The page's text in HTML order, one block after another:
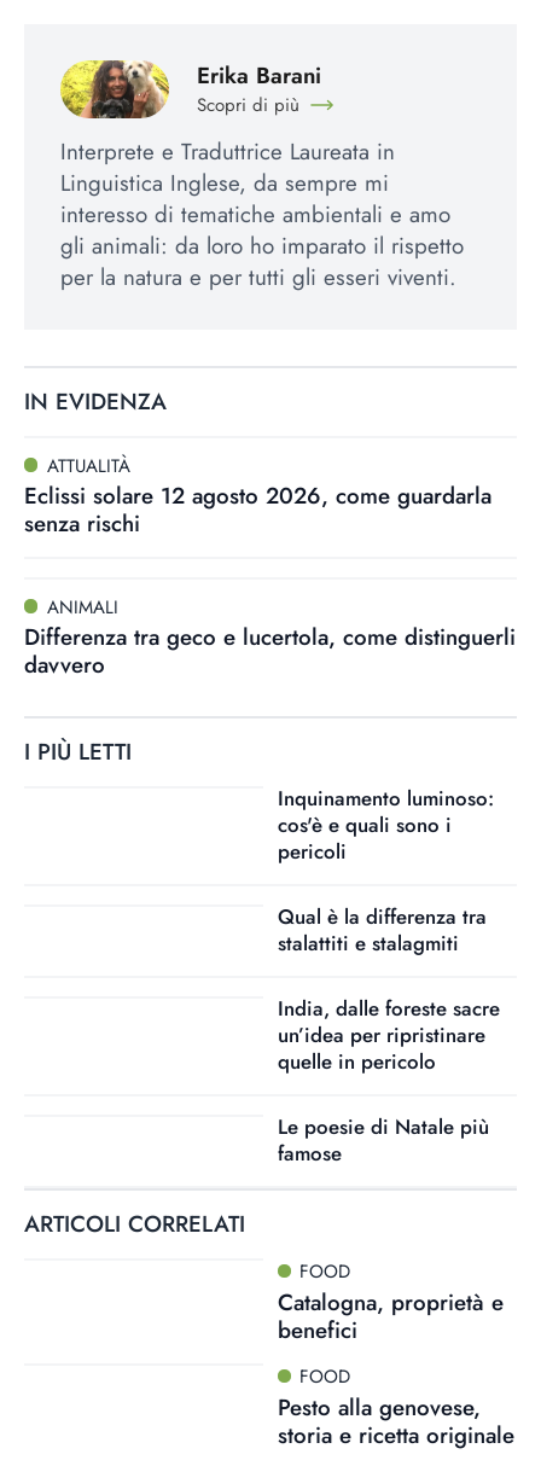
Erika Barani
Scopri di più
Interprete e Traduttrice Laureata in
Linguistica Inglese, da sempre mi
interesso di tematiche ambientali e amo
gli animali: da loro ho imparato il rispetto
per la natura e per tutti gli esseri viventi.
IN EVIDENZA
ATTUALITÀ
Eclissi solare 12 agosto 2026, come guardarla
senza rischi
ANIMALI
Differenza tra geco e lucertola, come distinguerli
davvero
I PIÙ LETTI
Inquinamento luminoso:
cos'è e quali sono i
pericoli
Qual è la differenza tra
stalattiti e stalagmiti
India, dalle foreste sacre
un’idea per ripristinare
quelle in pericolo
Le poesie di Natale più
famose
ARTICOLI CORRELATI
FOOD
Catalogna, proprietà e
benefici
FOOD
Pesto alla genovese,
storia e ricetta originale